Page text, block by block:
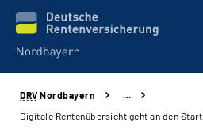
Online-Services
DRV Nordbayern
…
Digitale Rentenübersicht geht an den Start